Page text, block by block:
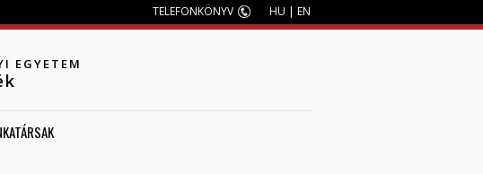
TELEFONKÖNYV HU | EN
EGYETEM